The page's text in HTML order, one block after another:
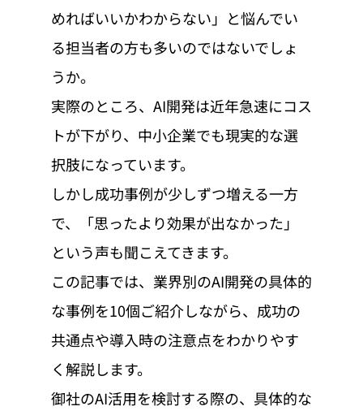
めればいいかわからない」と悩んでい
る担当者の方も多いのではないでしょ
うか。
実際のところ、AI開発は近年急速にコス
トが下がり、中小企業でも現実的な選
択肢になっています。
しかし成功事例が少しずつ増える一方
で、「思ったより効果が出なかった」
という声も聞こえてきます。
この記事では、業界別のAI開発の具体的
な事例を10個ご紹介しながら、成功の
共通点や導入時の注意点をわかりやす
く解説します。
御社のAI活用を検討する際の、具体的な